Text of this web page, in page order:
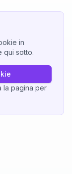
in
qui sotto.
la pagina per